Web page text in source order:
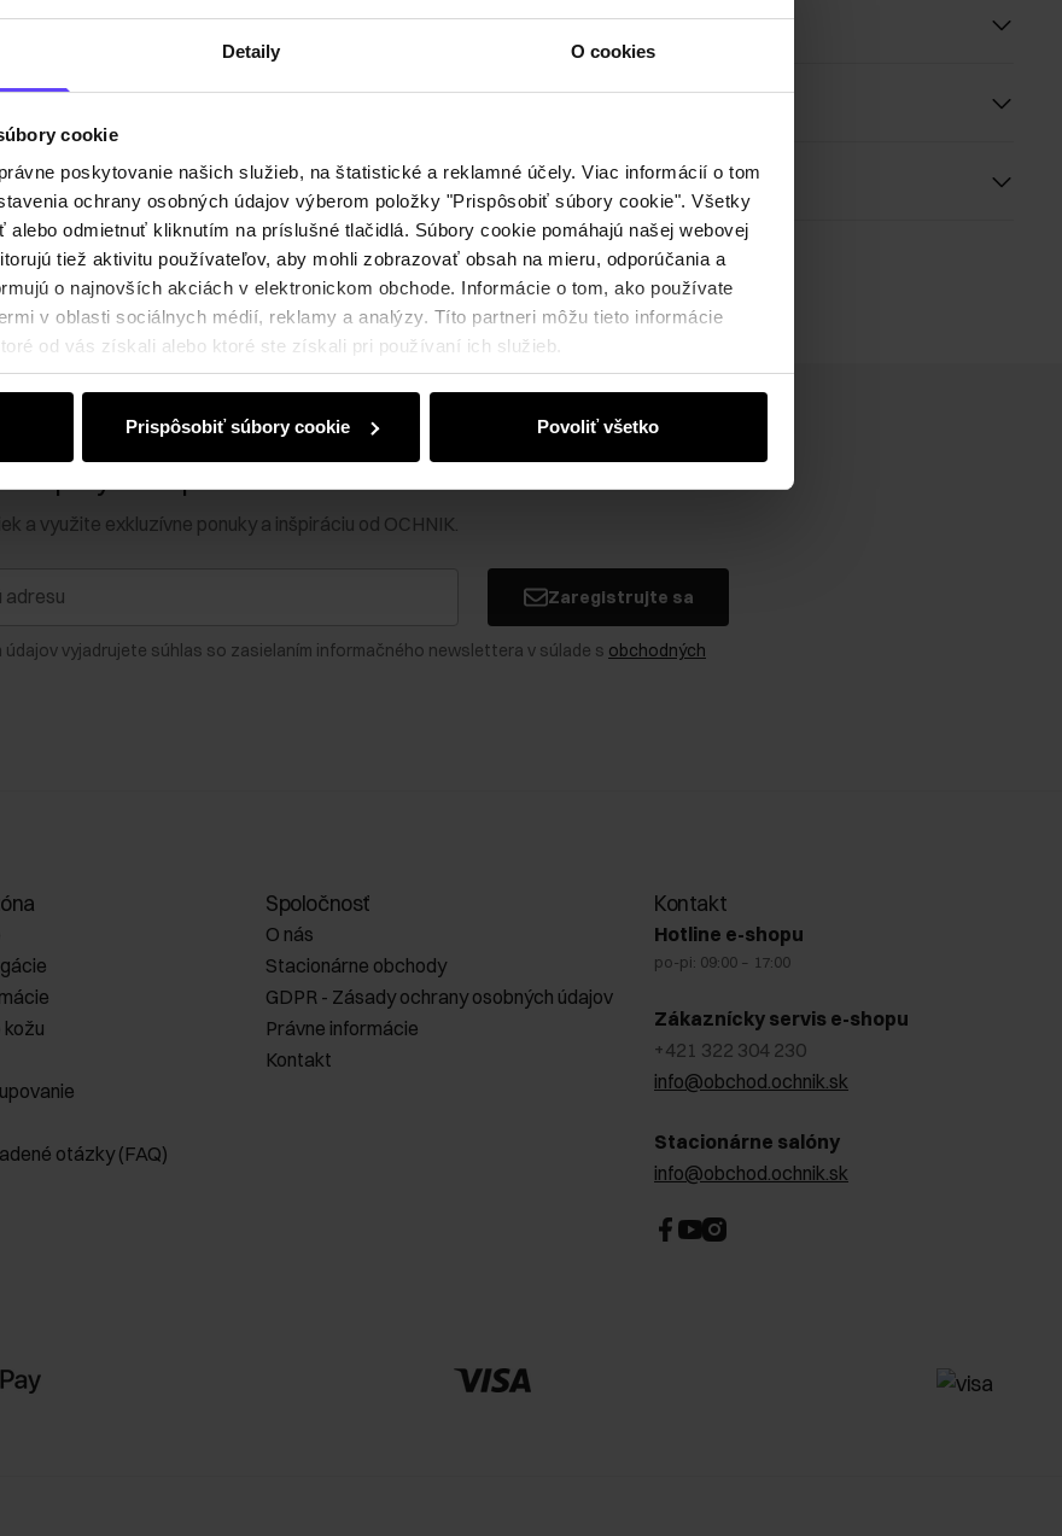
Detaily O cookies
cookie
poskytovanie našich služieb, na štatistické a reklamné účely. Viac informácií o tom
ochrany osobných údajov výberom položky "Prispôsobiť súbory cookie". Všetky
odmietnuť kliknutím na príslušné tlačidlá. Súbory cookie pomáhajú našej webovej
tiež aktivitu používateľov, aby mohli zobrazovať obsah na mieru, odporúčania a
o najnovších akciách v elektronickom obchode. Informácie o tom, ako používate
v oblasti sociálnych médií, reklamy a analýzy. Títo partneri môžu tieto informácie
od vás získali alebo ktoré ste získali pri používaní ich služieb.
Prispôsobiť súbory cookie Povoliť všetko
Detaily
Zloženie a rozmery
Recenzie
a využite exkluzívne ponuky a inšpiráciu od OCHNIK.
Zaregistrujte sa
údajov vyjadrujete súhlas so zasielaním informačného newslettera v súlade s obchodných
otázky (FAQ)
Spoločnosť
O nás
Stacionárne obchody
GDPR - Zásady ochrany osobných údajov
Právne informácie
Kontakt
Kontakt
Hotline e-shopu
po-pi: 09:00 – 17:00
Zákaznícky servis e-shopu
+421 322 304 230
info@obchod.ochnik.sk
Stacionárne salóny
info@obchod.ochnik.sk